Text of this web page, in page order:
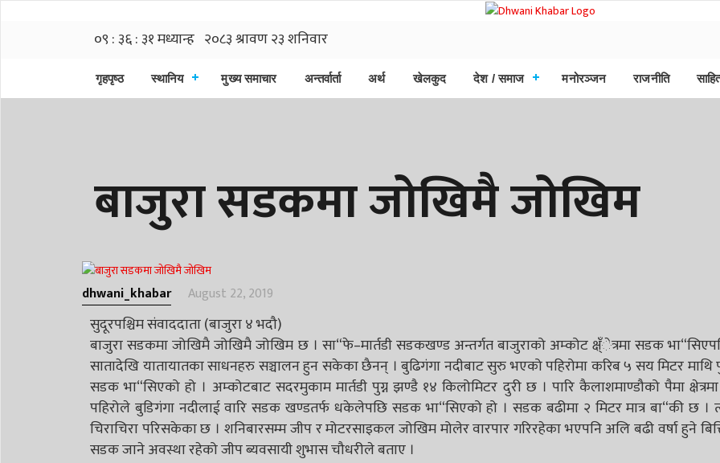
गृहपृष्ठ स्थानिय मुख्य समाचार अन्तर्वार्ता अर्थ खेलकुद देश / समाज मनोरञ्जन राजनीति
बाजुरा सडकमा जोखिमै जोखिम
dhwani_khabar August 22, 2019
सुदूरपश्चिम संवाददाता (बाजुरा ४ भदौ)
बाजुरा सडकमा जोखिमै जोखिमै जोखिम छ । सा“फे–मार्तडी सडकखण्ड अन्तर्गत बाजुराको अम्कोट क्ष्ँेत्रमा सडक
सातादेखि यातायातका साधनहरु सञ्चालन हुन सकेका छैनन् । बुढिगंगा नदीबाट सुरु भएको पहिरोमा करिब ५ सय मिटर माथि
सडक भा“सिएको हो । अम्कोटबाट सदरमुकाम मार्तडी पुग्न झण्डै १४ किलोमिटर दुरी छ । पारि कैलाशमाण्डौको पैमा
पहिरोले बुडिगंगा नदीलाई वारि सडक खण्डतर्फ धकेलेपछि सडक भा“सिएको हो । सडक बढीमा २ मिटर मात्र बा“की छ ।
चिराचिरा परिसकेका छ । शनिबारसम्म जीप र मोटरसाइकल जोखिम मोलेर वारपार गरिरहेका भएपनि अलि बढी वर्षा हुने
सडक जाने अवस्था रहेको जीप ब्यवसायी शुभास चौधरीले बताए ।